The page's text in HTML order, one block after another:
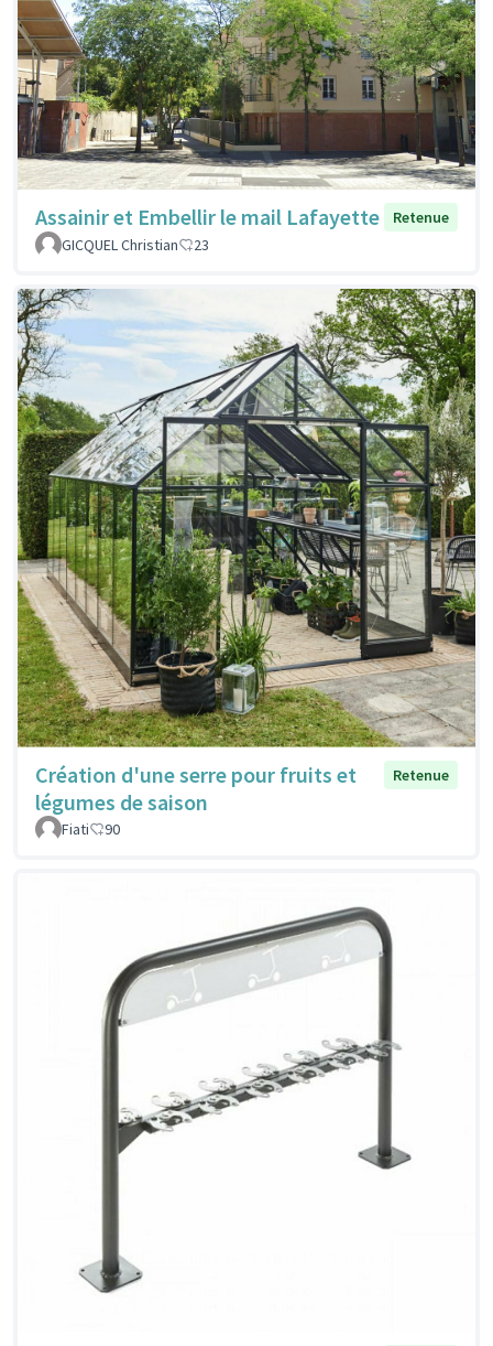
Assainir et Embellir le mail Lafayette
Retenue
GICQUEL Christian
23
Création d'une serre pour fruits et
légumes de saison
Retenue
Fiati 90